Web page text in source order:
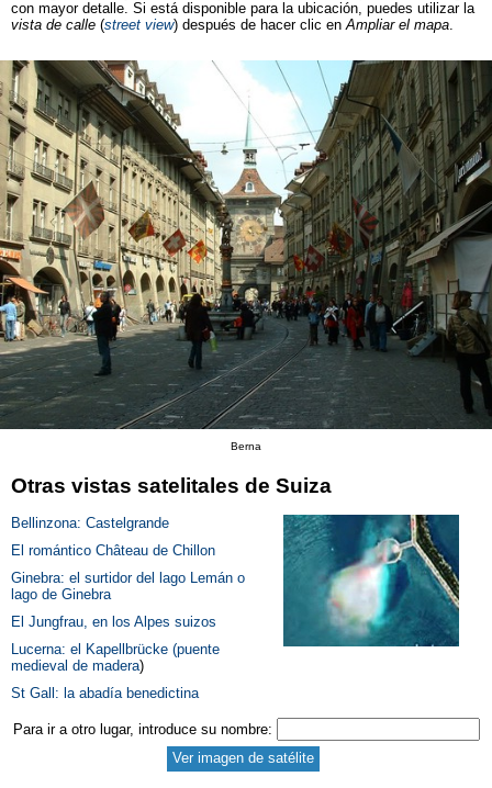
con mayor detalle. Si está disponible para la ubicación, puedes utilizar la
vista de calle (street view) después de hacer clic en Ampliar el mapa
Berna
Otras vistas satelitales de Suiza
Bellinzona: Castelgrande
El romántico Château de Chillon
Ginebra: el surtidor del lago Lemán o
lago de Ginebra
El Jungfrau, en los Alpes suizos
Lucerna: el Kapellbrücke (puente
medieval de madera)
St Gall: la abadía benedictina
Para ir a otro lugar, introduce su nombre: